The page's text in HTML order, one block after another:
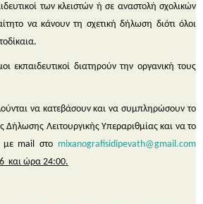
των κλειστών ή σε αναστολή σχολικών
να κάνουν τη σχετική δήλωση διότι όλοι
εκπαιδευτικοί διατηρούν την οργανική τους
να κατεβάσουν και να συμπληρώσουν το
Δήλωσης ΛειτουργικήςΥπεραριθμίας και να το
με mail στο mixanografisidipevath@gmail .com
και ώρα 24:00.